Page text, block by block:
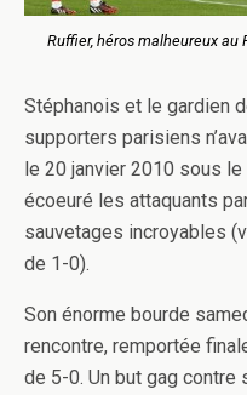
Ruffier, héros malheureux au
Stéphanois et le gardien
supporters parisiens
le 20 janvier 2010 sous
écoeuré les attaquants
sauvetages incroyables
de 1-0).
Son énorme bourde
rencontre, remportée
de 5-0. Un but gag contre